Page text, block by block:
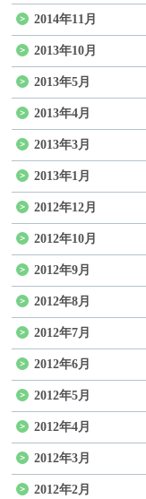
2014年11月
2013年10月
2013年5月
2013年4月
2013年3月
2013年1月
2012年12月
2012年10月
2012年9月
2012年8月
2012年7月
2012年6月
2012年5月
2012年4月
2012年3月
2012年2月